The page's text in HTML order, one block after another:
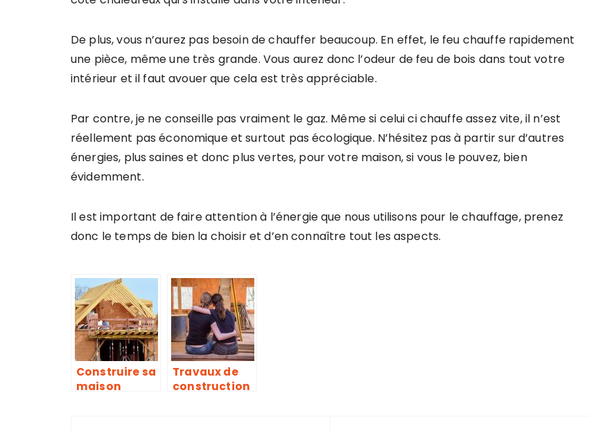
De plus, vous n’aurez pas besoin de chauffer beaucoup. En effet, le feu chauffe rapidement
une pièce, même une très grande. Vous aurez donc l’odeur de feu de bois dans tout votre
intérieur et il faut avouer que cela est très appréciable.
Par contre, je ne conseille pas vraiment le gaz. Même si celui ci chauffe assez vite, il n’est
réellement pas économique et surtout pas écologique. N’hésitez pas à partir sur d’autres
énergies, plus saines et donc plus vertes, pour votre maison, si vous le pouvez, bien
évidemment.
Il est important de faire attention à l’énergie que nous utilisons pour le chauffage, prenez
donc le temps de bien la choisir et d’en connaître tout les aspects.
Construire sa
maison
Travaux de
construction